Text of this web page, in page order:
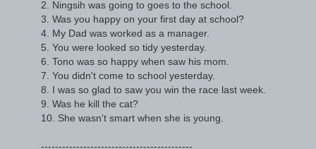
2. Ningsih was going to goes to the school.
3. Was you happy on your first day at school?
4. My Dad was worked as a manager.
5. You were looked so tidy yesterday.
6. Tono was so happy when saw his mom.
7. You didn't come to school yesterday.
8. I was so glad to saw you win the race last week.
9. Was he kill the cat?
10. She wasn't smart when she is young.
-------------------------------------------